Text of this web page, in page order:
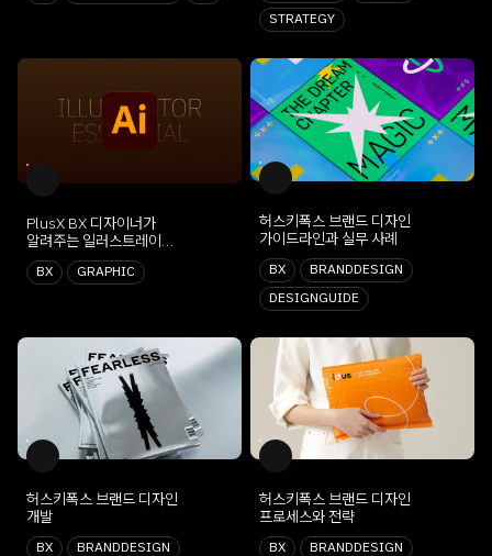
STRATEGY
PlusX BX 디자이너가
알려주는 일러스트레이터
에센셜
BX GRAPHIC
허스키폭스 브랜드 디자인
가이드라인과 실무 사례
BX
BRANDDESIGN
DESIGNGUIDE
허스키폭스 브랜드 디자인
개발
BX
BRANDDESIGN
허스키폭스 브랜드 디자인
프로세스와 전략
BX
BRANDDESIGN